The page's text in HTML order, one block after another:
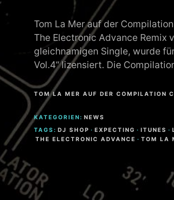
Tom La Mer auf der
The Electronic Advance Remix
gleichnamigen Single, wurde
Vol.4“ lizensiert. Die
TOM LA MER AUF DER COMPILATION
KATEGORIEN: NEWS
TAGS: DJ SHOP · EXPECTING · ITUNES ·
THE ELECTRONIC ADVANCE · TOM LA